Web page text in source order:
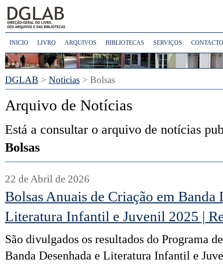
INICIO LIVRO ARQUIVOS BIBLIOTECAS SERVIÇOS
DGLAB > Noticias > Bolsas
Arquivo de Notícias
Está a consultar o arquivo de notícias
Bolsas
22 de Abril de 2026
Bolsas Anuais de Criação em Banda
Literatura Infantil e Juvenil 2025 |
São divulgados os resultados do Programa
Banda Desenhada e Literatura Infantil e